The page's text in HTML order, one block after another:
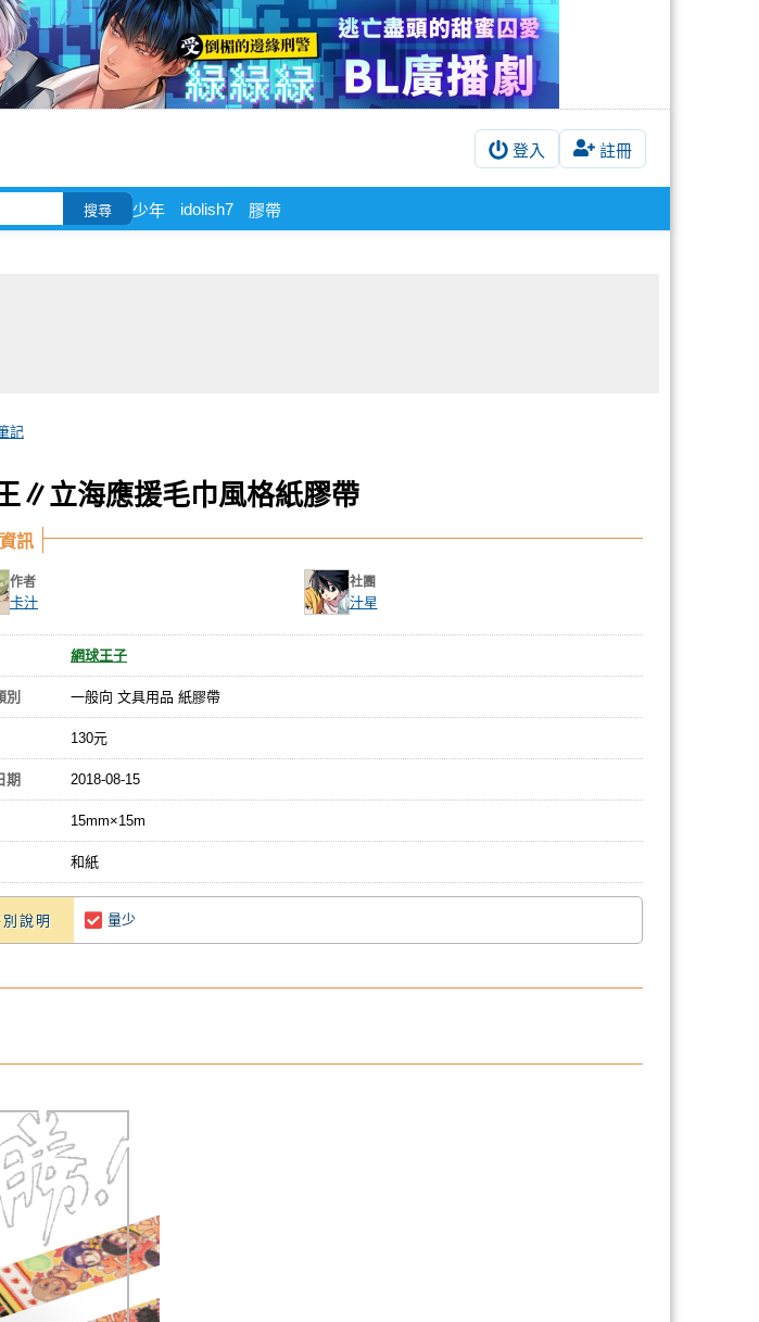
登入 註冊
搜尋 少年 idolish7 膠帶
記
∥立海應援毛巾風格紙膠帶
訊
作者
卡汁
社團
汁星
網球王子
別 一般向 文具用品 紙膠帶
130元
期 2018-08-15
15mm×15m
和紙
別說明 量少